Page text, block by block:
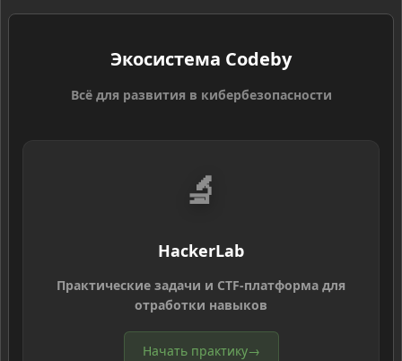
Экосистема Codeby
Всё для развития в кибербезопасности
🔬
HackerLab
Практические задачи и CTF-платформа для
отработки навыков
Начать практику→